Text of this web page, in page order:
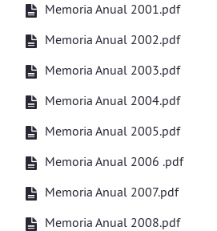
Memoria Anual 2001.pdf
Memoria Anual 2002.pdf
Memoria Anual 2003.pdf
Memoria Anual 2004.pdf
Memoria Anual 2005.pdf
Memoria Anual 2006 .pdf
Memoria Anual 2007.pdf
Memoria Anual 2008.pdf